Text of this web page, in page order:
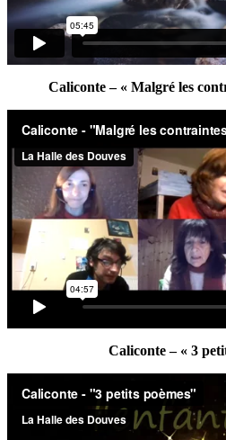
Caliconte – « Malgré les
Caliconte – « 3